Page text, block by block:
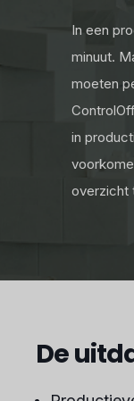
In een
minuut.
moeten
in
overzicht
De